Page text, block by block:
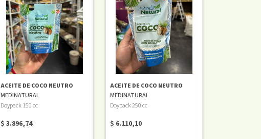
ACEITE DE COCO NEUTRO
MEDINATURAL
Doypack 150 cc
$ 3.896,74
ACEITE DE COCO NEUTRO
MEDINATURAL
Doypack 250 cc
$ 6.110,10